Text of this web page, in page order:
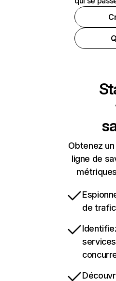
Obtenez
ligne de
de